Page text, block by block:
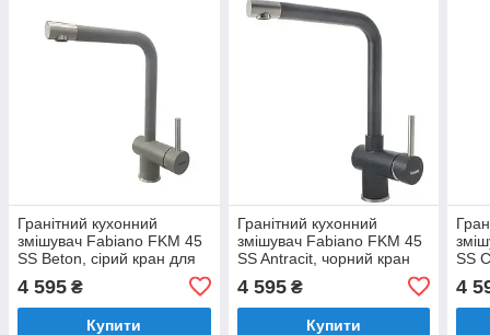
Гранітний кухонний
змішувач Fabiano FKM 45
SS Beton, сірий кран для
(8232.401.0127)
4 595 ₴
Купити
Гранітний кухонний
змішувач Fabiano FKM 45
SS Antracit, чорний кран
(8232.401.0190)
4 595₴
Купити
SS
4